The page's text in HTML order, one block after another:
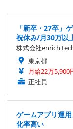
「新卒・27卒」
祝休み/月30万以
株式会社enrich
東京都
月給22万5,900
正社員
ゲームアプリ運
化率高い